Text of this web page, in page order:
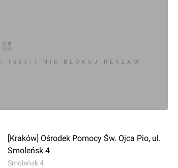
teści? NIE BLOKUJ REKLAM
[Kraków] Ośrodek Pomocy Św. Ojca Pio, ul.
Smoleńsk 4
Smoleńsk 4